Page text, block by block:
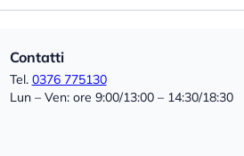
Contatti
Tel. 0376 775130
Lun – Ven: ore 9:00/13:00 – 14:30/18:30